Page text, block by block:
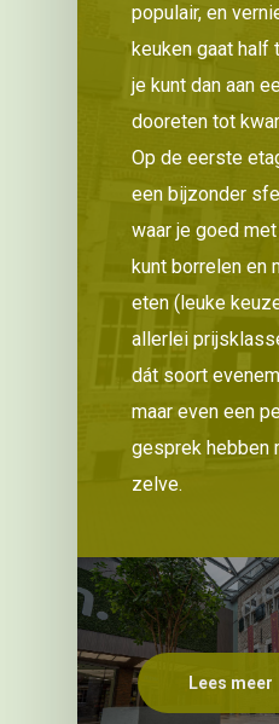
populair, en
keuken gaat half
je kunt dan aan
dooreten tot
Op de eerste
een bijzonder
waar je goed
kunt borrelen en
eten (leuke
allerlei
dát soort
maar even een
gesprek hebben
zelve.
Lees meer